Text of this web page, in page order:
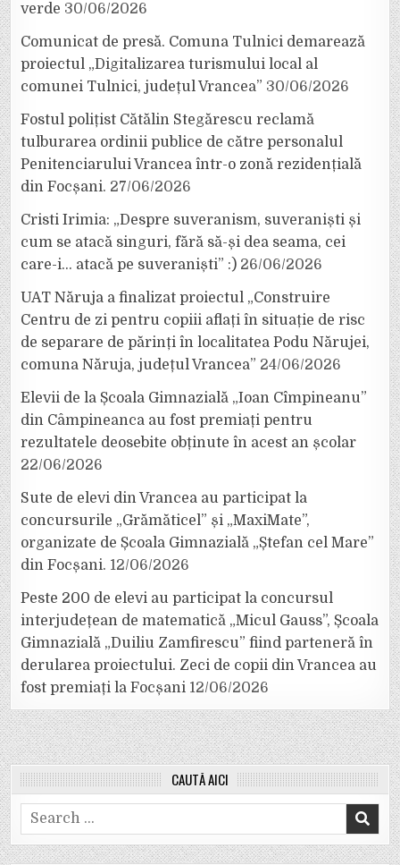
verde 30/06/2026
Comunicat de presă. Comuna Tulnici demarează
proiectul „Digitalizarea turismului local al
comunei Tulnici, județul Vrancea” 30/06/2026
Fostul polițist Cătălin Stegărescu reclamă
tulburarea ordinii publice de către personalul
Penitenciarului Vrancea într-o zonă rezidențială
din Focșani. 27/06/2026
Cristi Irimia: „Despre suveranism, suveraniști și
cum se atacă singuri, fără să-și dea seama, cei
care-i… atacă pe suveraniști” :) 26/06/2026
UAT Năruja a finalizat proiectul „Construire
Centru de zi pentru copiii aflați în situație de risc
de separare de părinți în localitatea Podu Nărujei,
comuna Năruja, județul Vrancea” 24/06/2026
Elevii de la Școala Gimnazială „Ioan Cîmpineanu”
din Câmpineanca au fost premiați pentru
rezultatele deosebite obținute în acest an școlar
22/06/2026
Sute de elevi din Vrancea au participat la
concursurile „Grămăticel” și „MaxiMate”,
organizate de Școala Gimnazială „Ștefan cel Mare”
din Focșani. 12/06/2026
Peste 200 de elevi au participat la concursul
interjudețean de matematică „Micul Gauss”, Școala
Gimnazială „Duiliu Zamfirescu” fiind parteneră în
derularea proiectului. Zeci de copii din Vrancea au
fost premiați la Focșani 12/06/2026
CAUTĂ AICI
Search
for: